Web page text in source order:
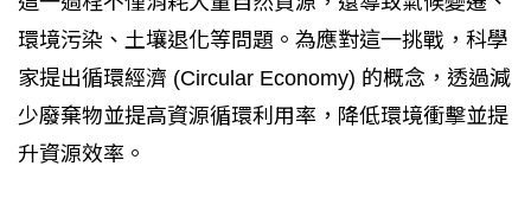
環境污染、土壤退化等問題。為應對這一挑戰，科學
家提出循環經濟 (Circular Economy) 的概念，透過減
少廢棄物並提高資源循環利用率，降低環境衝擊並提
升資源效率。